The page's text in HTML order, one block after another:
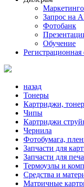
Запрос на
Фотобанк
Обучение
назад
Тонеры
Картриджи,
Чипы
Картриджи
Чернила
Фотобумага,
Запчасти для
Запчасти для
Термоузлы и
Средства и
Матричные